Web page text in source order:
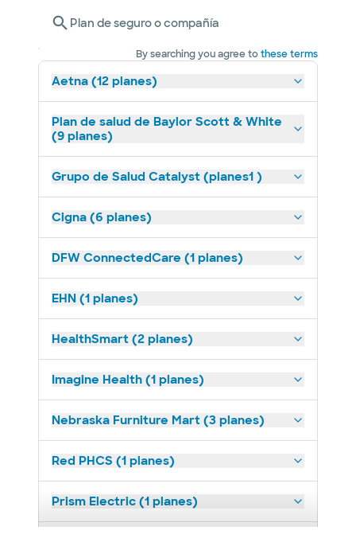
Plan de seguro o compañía
By searching you agree tothese terms
Aetna (12 planes)
Plan de salud de Baylor Scott & White
(9 planes)
Grupo de Salud Catalyst (planes1 )
Cigna (6 planes)
DFW ConnectedCare (1 planes)
EHN (1 planes)
HealthSmart (2 planes)
Imagine Health (1 planes)
Nebraska Furniture Mart (3 planes)
Red PHCS (1 planes)
Prism Electric (1 planes)